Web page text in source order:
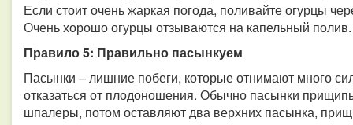
Если стоит очень жаркая погода, поливайте огурцы
Очень хорошо огурцы отзываются на капельный полив.
Правило 5: Правильно пасынкуем
Пасынки – лишние побеги, которые отнимают много
отказаться от плодоношения. Обычно пасынки
шпалеры, потом оставляют два верхних пасынка,